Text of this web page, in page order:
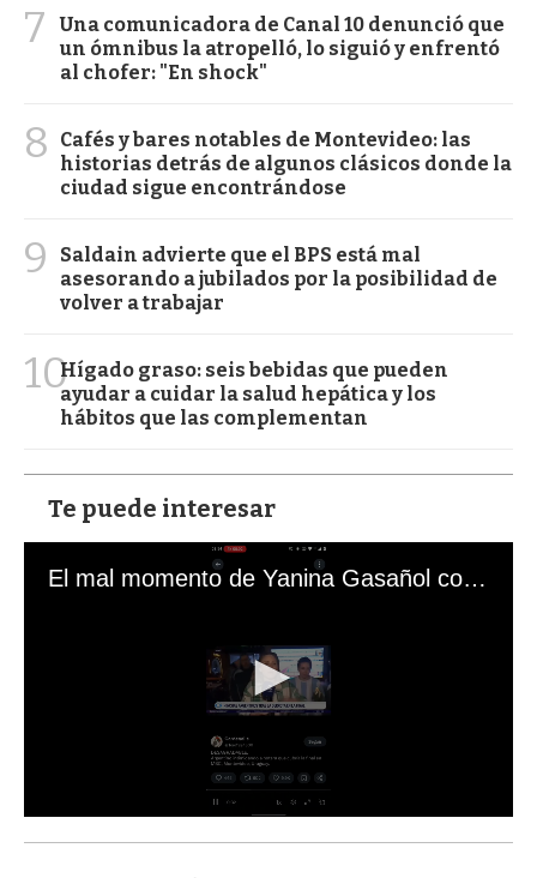
7
Una comunicadora de Canal 10 denunció que
un ómnibus la atropelló, lo siguió y enfrentó
al chofer: "En shock"
8
Cafés y bares notables de Montevideo: las
historias detrás de algunos clásicos donde la
ciudad sigue encontrándose
9
Saldain advierte que el BPS está mal
asesorando a jubilados por la posibilidad de
volver a trabajar
10Hígado graso: seis bebidas que pueden
ayudar a cuidar la salud hepática y los
hábitos que las complementan
Te puede interesar
El mal momento de Yanina Gasañol con un hincha argentino en "Subrayado"
s